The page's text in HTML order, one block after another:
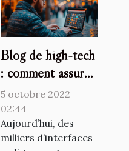
Blog de high-tech
: comment assurer
la crédibilité des
informations que
vous diffusez ?
5 octobre 2022
02:44
Aujourd’hui, des
milliers d’interfaces